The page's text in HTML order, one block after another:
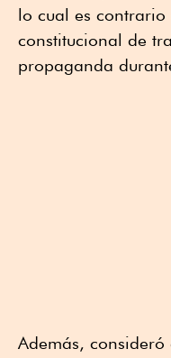
lo cual es
constitucional de
propaganda
Además,